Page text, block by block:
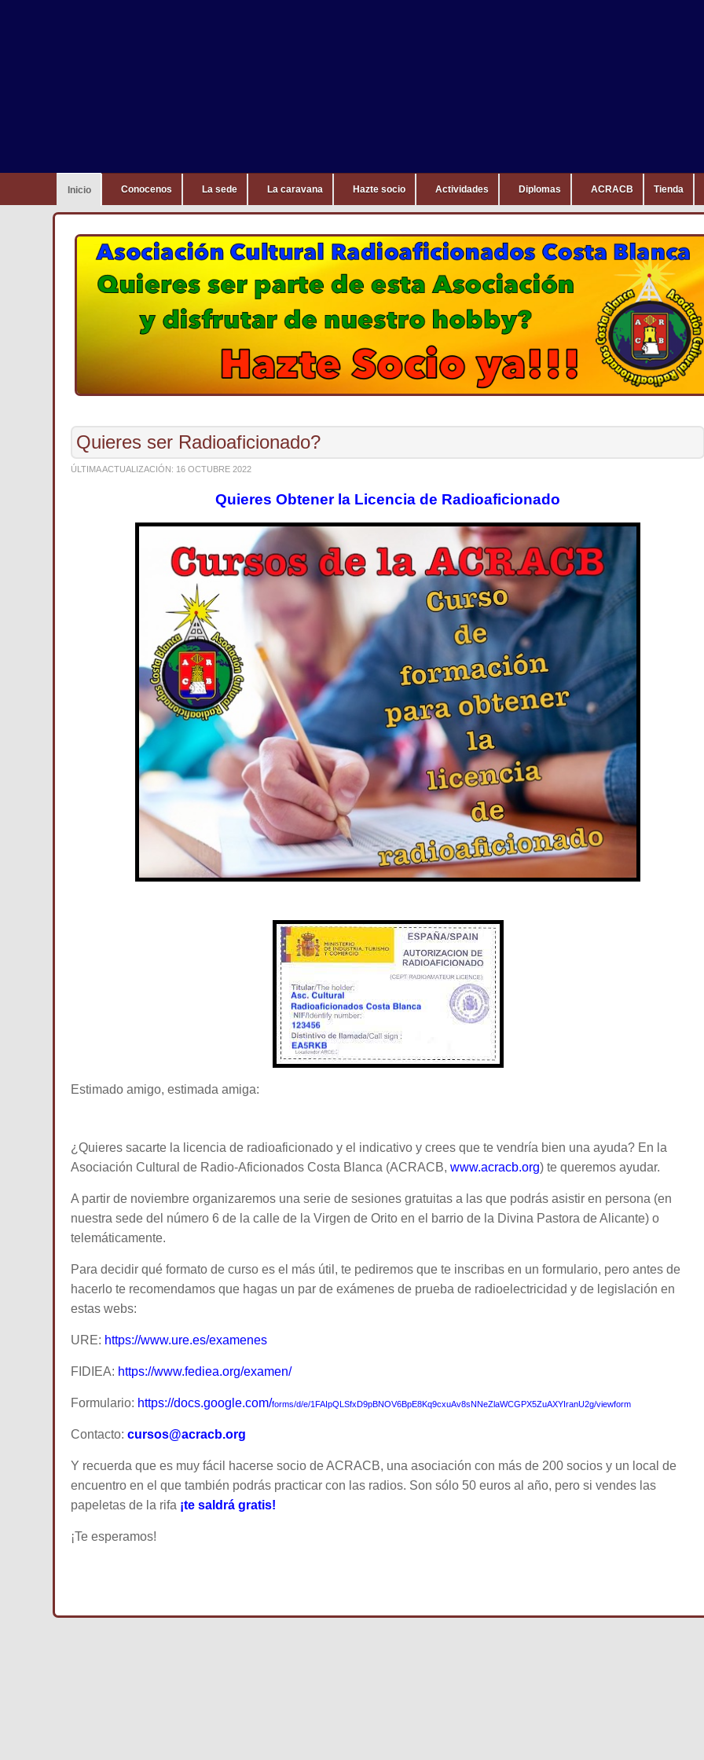
Inicio Conocenos La sede La caravana Hazte socio Actividades Diplomas ACRACB Tienda
Quieres ser Radioaficionado?
ÚLTIMA ACTUALIZACIÓN: 16 OCTUBRE 2022
Quieres Obtener la Licencia de Radioaficionado
Estimado amigo, estimada amiga:
¿Quieres sacarte la licencia de radioaficionado y el indicativo y crees que te vendría bien una ayuda? En la
Asociación Cultural de Radio-Aficionados Costa Blanca (ACRACB, www.acracb.org) te queremos ayudar.
A partir de noviembre organizaremos una serie de sesiones gratuitas a las que podrás asistir en persona (en
nuestra sede del número 6 de la calle de la Virgen de Orito en el barrio de la Divina Pastora de Alicante) o
telemáticamente.
Para decidir qué formato de curso es el más útil, te pediremos que te inscribas en un formulario, pero antes de
hacerlo te recomendamos que hagas un par de exámenes de prueba de radioelectricidad y de legislación en
estas webs:
URE: https://www.ure.es/examenes
FIDIEA: https://www.fediea.org/examen/
Formulario: https://docs.google.com/forms/d/e/1FAIpQLSfxD9pBNOV6BpE8Kq9cxuAv8sNNeZlaWCGPX5ZuAXYIranU2g/viewform
Contacto: cursos@acracb.org
Y recuerda que es muy fácil hacerse socio de ACRACB, una asociación con más de 200 socios y un local de
encuentro en el que también podrás practicar con las radios. Son sólo 50 euros al año, pero si vendes las
papeletas de la rifa ¡te saldrá gratis!
¡Te esperamos!